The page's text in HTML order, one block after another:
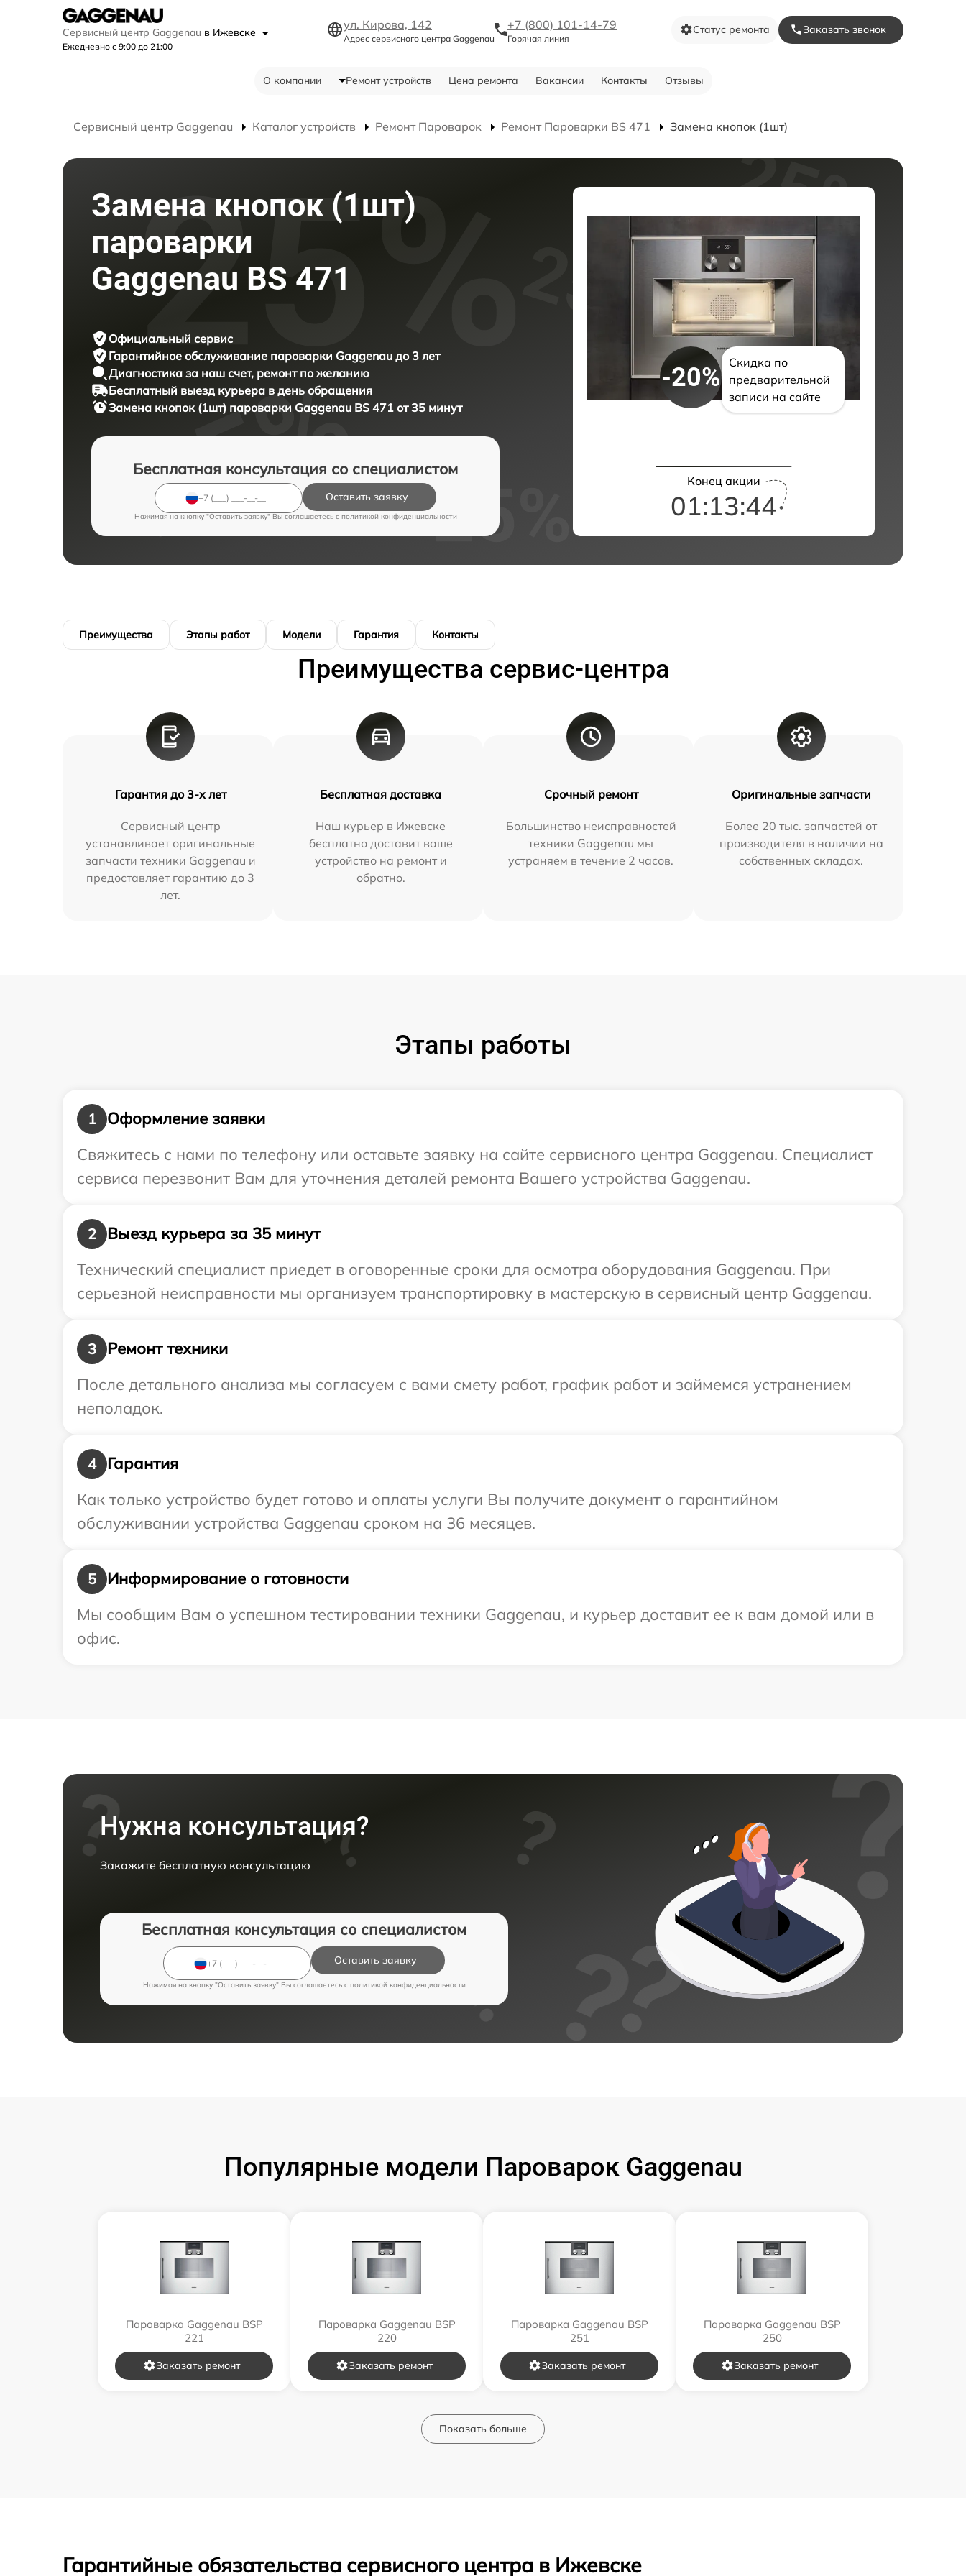
Сервисный центр Gaggenau в Ижевске
Ежедневно с 9:00 до 21:00
ул. Кирова, 142
Адрес сервисного центра Gaggenau
+7 (800) 101-14-79
Горячая линия
Статус ремонта Заказать звонок
О компании Ремонт устройств Цена ремонта Вакансии Контакты Отзывы
Сервисный центр Gaggenau Каталог устройств Ремонт Пароварок Ремонт Пароварки BS 471 Замена кнопок (1шт)
Замена кнопок (1шт)
пароварки
Gaggenau BS 471
Официальный сервис
Гарантийное обслуживание пароварки Gaggenau до 3 лет
Диагностика за наш счет, ремонт по желанию
Бесплатный выезд курьера в день обращения
Замена кнопок (1шт) пароварки Gaggenau BS 471 от 35 минут
Бесплатная консультация со специалистом
Оставить заявку
Нажимая на кнопку "Оставить заявку" Вы соглашаетесь c политикой конфиденциальности
-20%
Скидка по
предварительной
записи на сайте
Конец акции
01:13:43
Преимущества Этапы работ Модели Гарантия Контакты
Преимущества сервис-центра
Гарантия до 3-х лет
Сервисный центр
устанавливает оригинальные
запчасти техники Gaggenau и
предоставляет гарантию до 3
лет.
Бесплатная доставка
Наш курьер в Ижевске
бесплатно доставит ваше
устройство на ремонт и
обратно.
Срочный ремонт
Большинство неисправностей
техники Gaggenau мы
устраняем в течение 2 часов.
Оригинальные запчасти
Более 20 тыс. запчастей от
производителя в наличии на
собственных складах.
Этапы работы
1
Оформление заявки
Свяжитесь с нами по телефону или оставьте заявку на сайте сервисного центра Gaggenau. Специалист
сервиса перезвонит Вам для уточнения деталей ремонта Вашего устройства Gaggenau.
2
Выезд курьера за 35 минут
Технический специалист приедет в оговоренные сроки для осмотра оборудования Gaggenau. При
серьезной неисправности мы организуем транспортировку в мастерскую в сервисный центр Gaggenau.
3
Ремонт техники
После детального анализа мы согласуем с вами смету работ, график работ и займемся устранением
неполадок.
4
Гарантия
Как только устройство будет готово и оплаты услуги Вы получите документ о гарантийном
обслуживании устройства Gaggenau сроком на 36 месяцев.
5
Информирование о готовности
Мы сообщим Вам о успешном тестировании техники Gaggenau, и курьер доставит ее к вам домой или в
офис.
Нужна консультация?
Закажите бесплатную консультацию
Бесплатная консультация со специалистом
Оставить заявку
Нажимая на кнопку "Оставить заявку" Вы соглашаетесь c политикой конфиденциальности
Популярные модели Пароварок Gaggenau
Пароварка Gaggenau BSP
221
Заказать ремонт
Пароварка Gaggenau BSP
220
Заказать ремонт
Пароварка Gaggenau BSP
251
Заказать ремонт
Пароварка Gaggenau BSP
250
Заказать ремонт
Показать больше
Гарантийные обязательства сервисного центра в Ижевске